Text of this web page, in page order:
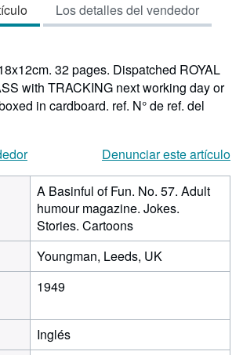
de
5
Los detalles del vendedor
32 pages. Dispatched ROYAL
with TRACKING next working day or
in cardboard. ref. N° de ref. del
Denunciar este artículo
A Basinful of Fun. No. 57. Adult
humour magazine. Jokes.
Stories. Cartoons
Youngman, Leeds, UK
1949
Inglés